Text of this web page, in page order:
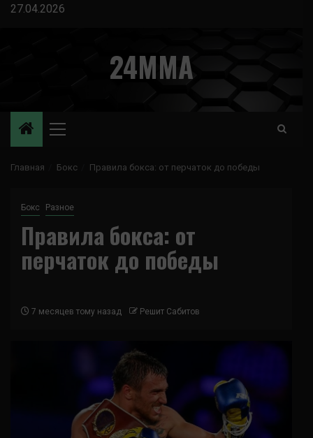
Перейти
27.04.2026
24MMA
Основное
Главная Бокс Правила бокса: от перчаток до победы
Бокс Разное
Правила бокса: от
перчаток до победы
7 месяцев тому назад Решит Сабитов